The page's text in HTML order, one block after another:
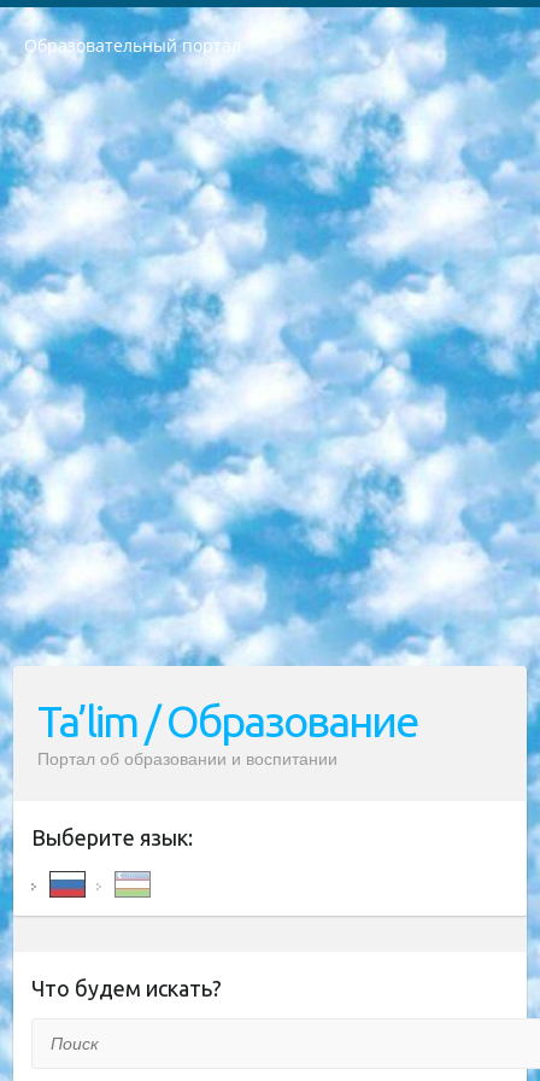
Образовательный портал
РЕСПУБЛИКА УЗБЕКИСТАН МИНИСТРЕРСТВО ДОШКОЛЬНОГО И ШКОЛЬНОГО ОБРАЗОВАНИЯ КОМАНДА в общеобразовательных учреждениях в 2023-2024 учебном году организация и проведение итоговой государственной аттестации обучающихся о Министра дошкольного и школьного образования Республики Узбекистан от 4 марта 2008 года (постановлением Минюста от 20 марта 2008 года № 1778 государственной регистрации) «Итоговое состояние учащихся общего среднего образования на основании положения об утверждении положения об аттестации общего среднего образования выпускной экзамен студентов в образовательных учреждениях в 2023-2024 учебном году В целях организации и прохождения аттестации приказываю: 1. Следующее: перечень предметов, по которым будет проводиться итоговая государственная аттестация и экзамен формы перевода согласно приложению 1; сертификаты международного образца, оценивающие уровень владения иностранными языками перечень согласно приложению 2; 2. Педагогический при специализированных образовательных учреждениях. научно-практический центр квалификации и международной оценки (Д.Давидова) 2024 г. До 25 марта: задания по предметам, по которым будет проводиться итоговая аттестация разработка и утверждение технических условий; итоговая аттестация на основании разработанного предметного задания разработка вопросов по предметам (устно и письменно), экзамен передача; общеобразовательные средние школы и специальные учебные заведения учащиеся выпускных классов школ и интернатов в агентской системе подготовка базы данных экзаменационных материалов и критериев оценки; перевод базы экзаменационных материалов на все языки обучения подать в Республиканский образовательный центр для изготовления; варианты экзаменов на основе разработанных контрольных материалов пусть будут поставлены задачи формирования. 3. Республиканский образовательный центр (Ш.Худайкулов) до 5 апреля 2024 года. до: база данных предоставленных экзаменационных материалов на все языки обучения перевод и экспертиза; для слепых, слабовидящих, глухих, слабослышащих и умственно отсталых детей учащиеся выпускных классов специализированных школ и школ-интернатов база данных экзаменационных материалов на всех преподаваемых языках подготовка критериев оценки; специализированные школы для умственно отсталых детей и технологии для учащихся выпускных классов школ-интернатов разработка соответствующих рекомендаций и критериев проведения ЕГЭ по естествознанию давать задания. 4. Педагогический при специализированных образовательных учреждениях. Научно-практический центр навыков и международной оценки (Д.Давидова), Республика образовательный центр (Худайкулов Ш.) итоговый государственный аттестационный экзамен ориентирован на творческое и логическое мышление при подготовке базы материалов учитывать введение заданий. 5. Следует отметить, что: сертификат государственного образца о знании общеобразовательного предмета и как минимум национальный уровень B1 по предметам на иностранных языках, указанным в Приложении 2. или международно признанный сертификат эквивалентного уровня студенты, изучающие определенный предмет, освобождаются от экзамена; по соответствующим предметам запланирована итоговая государственная аттестация за день до дня, путем жеребьевки Рабочей группой (в письменной форме по предметам, проводимым в форме) из числа сформированных вариантов выбрано 2 варианта; 2 выбранных варианта экзамена анонсированы на официальном сайте министерства и все выпускники по всей стране на основе этих вариантов проводит итоговую государственную аттестацию. 6. Государственное образование учащихся средних общеобразовательных учреждений. знания в соответствии с квалификационными требованиями, которые необходимо приобрести на основании стандартов итоговый (выпускной) контроль для 9 и 11 классов в целях тестирования Экзамены (далее – экзамены) состоят из предметов, перечисленных в приложении 1. будет сделано. 7. Экзамены пройдут с 26 мая по 15 июня 2024 г. (кроме науки физического воспитания). 8. Физическая для учащихся 9 классов общесредних образовательных учреждений. Экзамены по предмету «Образование, квалификация медицина» 1-6 мая 2024 года. сотрудники перевести под присмотр (с отклонениями в физическом или умственном развитии) специализированная школа для детей, школы-интернаты и со сколиозом школы-интернаты санаторного типа для больных детей исключены). 9. Он был слепым, слабовидящим и имел нарушения опорно-двигательного аппарата. экзамены в специализированных школах и интернатах для детей должны проводиться исходя из требований, предъявляемых к общеобразовательным учреждениям (физкультура кроме науки). 10. Специализированная школа для глухих и слабослышащих детей. и экзамены в интернатах и быть реализован в виде письменного теста по математике. 11. Специальность для умственно отсталых детей. Для 9 класса Родной язык и литературное письмо Государственный язык (язык обучения – узбекский). для неклассов) написано Математическое письмо Письменная/устная история Узбекистана Физическое воспитание практично Итоговый контроль Для 11 класса Написание родного языка и литературы (эссе) Математическое письмо Узбекский язык (обучение на узбекском языке) не посещающее общее среднее образование для учреждений)/Образовательное учреждение выбор письменный и устный Иностранный язык письменный/устный Письменная/устная история Узбекистана *По выбору студента:  Химия  Физика  Основы государственного права  География 10 бесплатных образовательных ресурсов - Мы составили подборку онлайн-проектов с интерактивными упражнениями, видеолекциями и статьями. Они помогут вам обрести новые и освежить старые знания бесплатно. 1. «ИНТУИТ» Старейшая образовательная площадка Рунета. Здесь вы найдёте сотни текстовых и видеокурсов на десятки различных тем — от программирования до психологии. Многие курсы подготовлены российскими университетами и крупными международными компаниями вроде Intel и Microsoft. Самостоятельное обучение бесплатное, но желающие могут оплатить услуги персональных наставников. 2. «Смартия» знакомит с актуальными профессиями и подсказывает, как им обучаться. Выбрав заинтересовавшую вас специальность — SMM-специалист, фотограф, веб-дизайнер или другую, — увидите список необходимых для неё умений. Чтобы вы могли освоить их самостоятельно, для каждого умения площадка отображает подборку ссылок на учебные материалы. Хотя «Смартия» ориентируется на русскоязычную аудиторию, часть контента всё же доступна только на английском. 3. «Лекторий Физтеха» Проект Московского физико-технического института (Физтеха). С его помощью вы можете смотреть онлайн серии лекций, записанные на видео в этом вузе. В числе доступных предметов — физика, биология, химия, информационные технологии и другие. К некоторым лекциям администрация ресурса прилагает готовые конспекты, которые можно скачивать в PDF-формате. 4. ITMOcourses Онлайн-площадка Санкт-Петербургского национального исследовательского университета информационных технологий, механики и оптики (ИТМО). Ресурс предоставляет свободный доступ к курсам, разработанным в этом вузе. Каталог материалов разбит на четыре категории: «Оптические системы и технологии», «Приборостроение и робототехника», «Информационные технологии» и «Биотехнологии». Курсы состоят из видеолекций, интерактивных демонстраций и заданий. 5. «КиберЛенинка» Электронная научная библиотека открытого доступа. Каталог площадки регулярно обрастает текстами статей из различных научных изданий. Сгруппированные по журналам и рубрикам публикации можно читать онлайн или скачивать целиком в PDF-формате. Проект нацелен на популяризацию науки за счёт открытого доступа к качественной информации. 6. «ПостНаука» На этом ресурсе публикуют подборки видеолекций, составленные экспертами из разных отраслей и объединённые общими темами. Среди них, к примеру, есть серии «Биоинформатика и геномика», «Культура средневековой Скандинавии» и Cinema Studies о теории кино. Каждая подборка лекций — логически связанная история, рассказанная экспертом от первого лица. Кроме того, на сайте появляются научно-образовательные статьи и тесты на разные темы. 7. «Newочём» Команда проекта «Newочём» отбирает самые интересные тексты из англоязычных СМИ и переводит те из них, за которые голосуют участники сообщества «ВКонтакте». По большей части это научно-популярные статьи. Редакторы придумывают лишь заголовки, в остальном содержание переводов соответствует оригиналам. Полные тексты можно читать прямо в социальной сети. 8. InternetUrok Онлайн-база материалов по основным дисциплинам школьной программы. Информация на сайте структурирована по классам, предметам и темам (урокам). Каждый урок состоит из видеолекций и конспектов. Есть также интерактивные тренажёры и тесты для закрепления пройденного материала. Даже если вы давно окончили школу, возможность повторить программу старших классов всегда может пригодиться. 9. Edutainme Ещё один ресурс об образовании. В отличие от Newtonew, как мне кажется, Edutainme больше ориентируется на представителей индустрии: педагогов, предпринимателей, разработчиков образовательных проектов. Но и любой, кто просто стремится к саморазвитию, найдёт на сайте много полезного и интересного для себя. Например, информацию о новых курсах и образовательных сервисах. 10. Newtonew Онлайн-медиа об образовании и обучении в широком смысле. Авторы Newtonew пишут об инструментах, заведениях, тактиках и стратегиях, которые помогают учить других и получать новые знания самостоятельно. На этой площадке вы найдёте новости, обзоры, аналитические мат
Ta’lim / Образование
Портал об образовании и воспитании
Выберите язык:
Что будем искать?